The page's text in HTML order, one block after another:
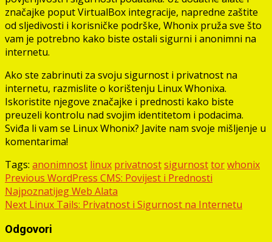
značajke poput VirtualBox integracije, napredne zaštite
od sljedivosti i korisničke podrške, Whonix pruža sve što
vam je potrebno kako biste ostali sigurni i anonimni na
internetu.
Ako ste zabrinuti za svoju sigurnost i privatnost na
internetu, razmislite o korištenju Linux Whonixa.
Iskoristite njegove značajke i prednosti kako biste
preuzeli kontrolu nad svojim identitetom i podacima.
Sviđa li vam se Linux Whonix? Javite nam svoje mišljenje u
komentarima!
Tags: anonimnost linux privatnostsigurnosttorwhonix
Post
navigation
Previous WordPress CMS: Povijest i Prednosti
Najpoznatijeg Web Alata
Next Linux Tails: Privatnost i Sigurnost na Internetu
Odgovori